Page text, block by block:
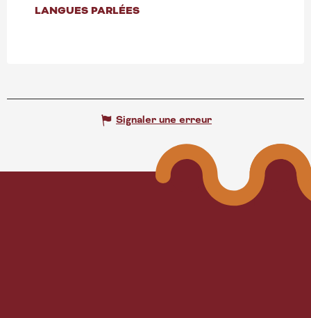
LANGUES PARLÉES
LANGUES PARLÉES
Signaler une erreur